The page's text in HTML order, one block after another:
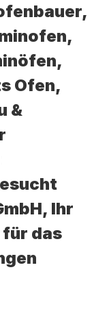
Ofen,
&
Ihr
das